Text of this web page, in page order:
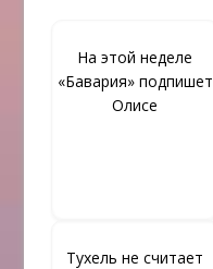
На этой неделе
«Бавария» подпишет
Олисе
Тухель не считает